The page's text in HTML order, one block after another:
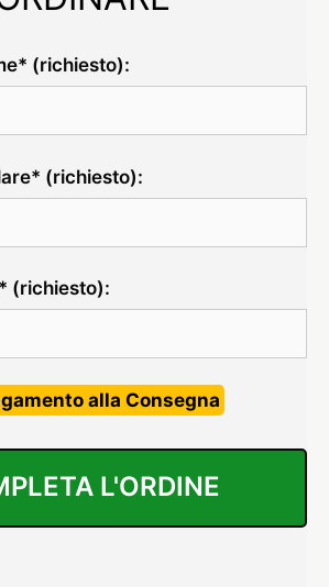
(richiesto):
(richiesto):
(richiesto):
alla Consegna